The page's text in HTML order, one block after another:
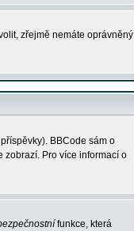
zřejmě nemáte oprávněný
BBCode sám o
zobrazí. Pro více informací o
funkce, která